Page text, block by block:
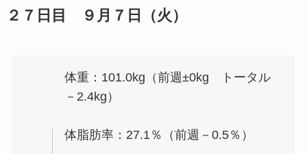
２７日目 ９月７日（火）
体重：101.0kg（前週±0kg トータル
－2.4kg）
体脂肪率：27.1％（前週－0.5％）